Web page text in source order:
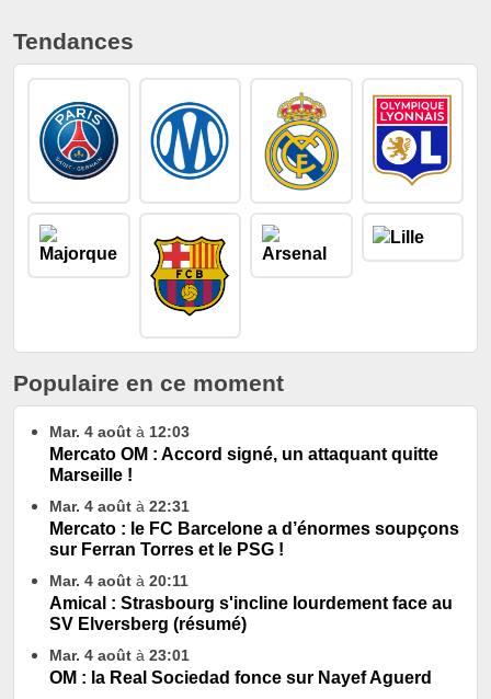
Tendances
Populaire en ce moment
Mar. 4 août à 12:03
Mercato OM : Accord signé, un attaquant quitte
Marseille !
Mar. 4 août à 22:31
Mercato : le FC Barcelone a d’énormes soupçons
sur Ferran Torres et le PSG !
Mar. 4 août à 20:11
Amical : Strasbourg s'incline lourdement face au
SV Elversberg (résumé)
Mar. 4 août à 23:01
OM : la Real Sociedad fonce sur Nayef Aguerd